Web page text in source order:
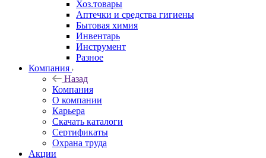
Хоз.товары
Аптечки и средства гигиены
Бытовая химия
Инвентарь
Инструмент
Разное
Компания
Назад
Компания
О компании
Карьера
Cкачать каталоги
Сертификаты
Охрана труда
Акции